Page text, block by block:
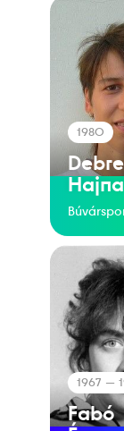
1980
1967 —
Fabó